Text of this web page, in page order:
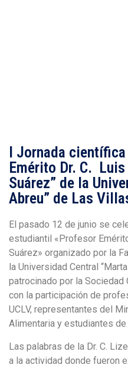
I Jornada
Emérito Dr. C.
Suárez” de la
Abreu” de Las
El pasado 12 de junio se
estudiantil «Profesor
Suárez» organizado por la
la Universidad Central
patrocinado por la Sociedad
con la participación de
UCLV, representantes del
Alimentaria y estudiantes de
Las palabras de la Dr. C.
a la actividad donde fueron